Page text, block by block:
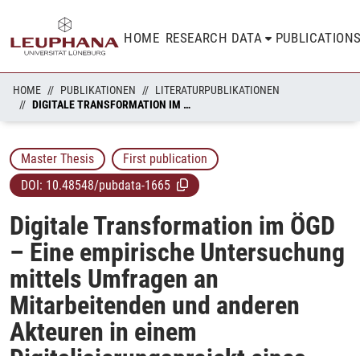
HOME RESEARCH DATA
HOME PUBLIKATIONEN
LITERATURPUBLIKATIONEN
DIGITALE TRANSFORMATION IM ÖGD – EINE EMPIRISCHE UNTERSUCHUNG MITTELS UMFRAGEN AN MITARBEITENDEN UND ANDEREN AKTEUREN IN EINEM DIGITALISIERUNGSPROJEKT EINES GESUNDHEITSAMTS
Master Thesis
First publication
DOI: 10.48548/pubdata-1665
Digitale Transformation im ÖGD
– Eine empirische Untersuchung
mittels Umfragen an
Mitarbeitenden und anderen
Akteuren in einem